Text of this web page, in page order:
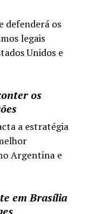
defenderá os
legais
Unidos e
os
a estratégia
Argentina e
em Brasília